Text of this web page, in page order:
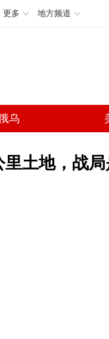
更多 地方频道
乌
土地，战